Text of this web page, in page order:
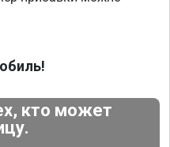
кто может